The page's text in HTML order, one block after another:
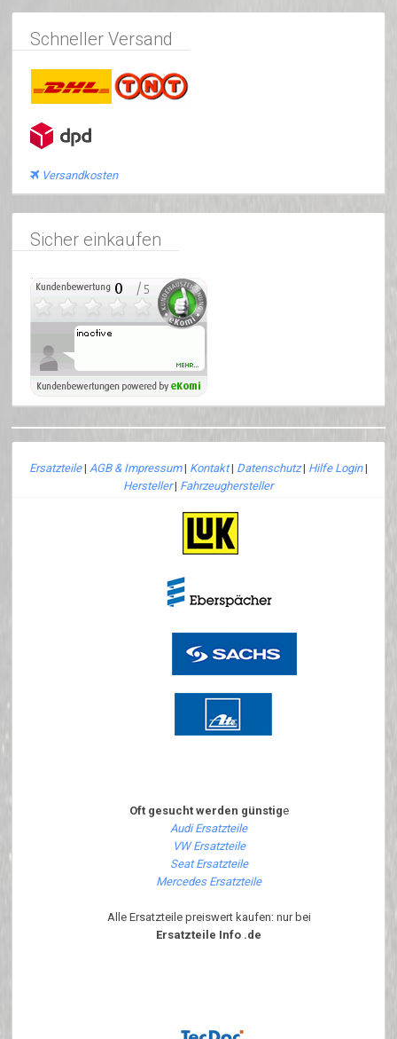
Schneller Versand
Versandkosten
Sicher einkaufen
Ersatzteile| AGB & Impressum| Kontakt| Datenschutz| Hilfe Login|
Hersteller| Fahrzeughersteller
Oft gesucht werden günstige
Audi Ersatzteile
VW Ersatzteile
Seat Ersatzteile
Mercedes Ersatzteile
Alle Ersatzteile preiswert kaufen: nur bei
Ersatzteile Info .de